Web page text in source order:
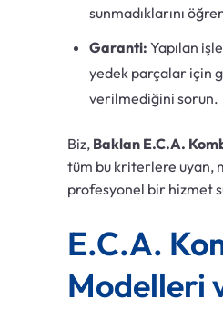
sunmadıklarını
Garanti: Yapılan
yedek parçalar için
verilmediğini sorun.
Biz, Baklan E.C.A.
tüm bu kriterlere uyan,
profesyonel bir hizmet
E.C.A.
Modelleri